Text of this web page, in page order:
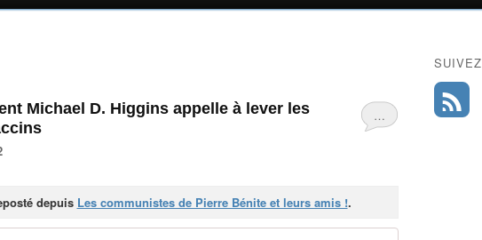
…
Michael D. Higgins appelle à lever les
depuis Les communistes de Pierre Bénite et leurs amis !.